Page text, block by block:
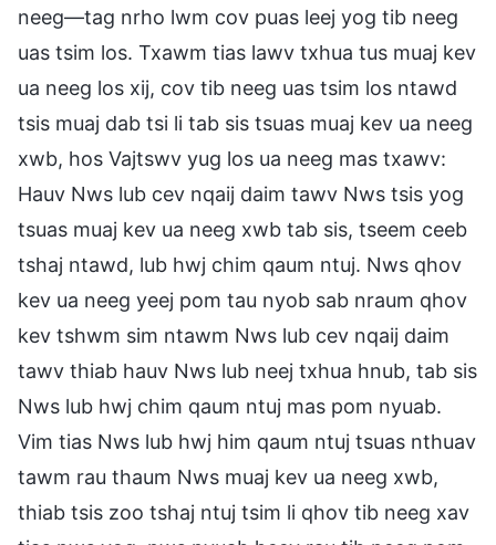
neeg—tag nrho lwm cov puas leej yog tib neeg
uas tsim los. Txawm tias lawv txhua tus muaj kev
ua neeg los xij, cov tib neeg uas tsim los ntawd
tsis muaj dab tsi li tab sis tsuas muaj kev ua neeg
xwb, hos Vajtswv yug los ua neeg mas txawv:
Hauv Nws lub cev nqaij daim tawv Nws tsis yog
tsuas muaj kev ua neeg xwb tab sis, tseem ceeb
tshaj ntawd, lub hwj chim qaum ntuj. Nws qhov
kev ua neeg yeej pom tau nyob sab nraum qhov
kev tshwm sim ntawm Nws lub cev nqaij daim
tawv thiab hauv Nws lub neej txhua hnub, tab sis
Nws lub hwj chim qaum ntuj mas pom nyuab.
Vim tias Nws lub hwj him qaum ntuj tsuas nthuav
tawm rau thaum Nws muaj kev ua neeg xwb,
thiab tsis zoo tshaj ntuj tsim li qhov tib neeg xav